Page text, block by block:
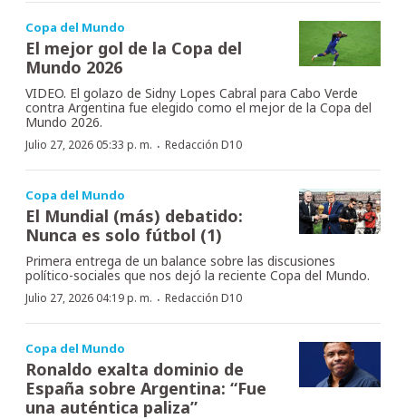
Copa del Mundo
El mejor gol de la Copa del
Mundo 2026
VIDEO. El golazo de Sidny Lopes Cabral para Cabo Verde
contra Argentina fue elegido como el mejor de la Copa del
Mundo 2026.
Julio 27, 2026 05:33 p. m. · Redacción D10
Copa del Mundo
El Mundial (más) debatido:
Nunca es solo fútbol (1)
Primera entrega de un balance sobre las discusiones
político-sociales que nos dejó la reciente Copa del Mundo.
Julio 27, 2026 04:19 p. m. · Redacción D10
Copa del Mundo
Ronaldo exalta dominio de
España sobre Argentina: “Fue
una auténtica paliza”